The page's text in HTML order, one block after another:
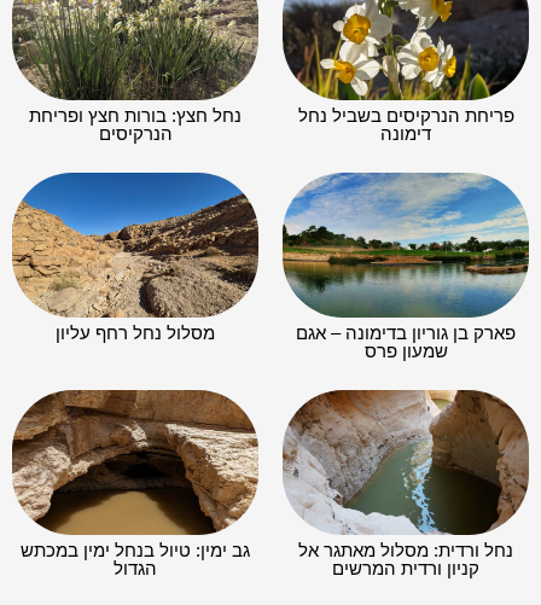
פריחת הנרקיסים בשביל נחל
דימונה
נחל חצץ: בורות חצץ ופריחת
הנרקיסים
פארק בן גוריון בדימונה – אגם
שמעון פרס
מסלול נחל רחף עליון
נחל ורדית: מסלול מאתגר אל
קניון ורדית המרשים
גב ימין: טיול בנחל ימין במכתש
הגדול